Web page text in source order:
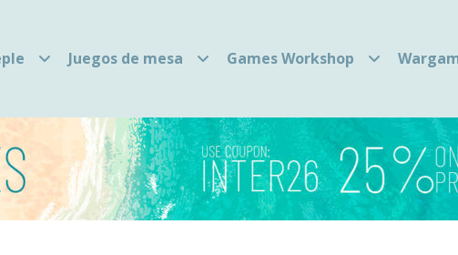
Juegos de mesa Games Workshop